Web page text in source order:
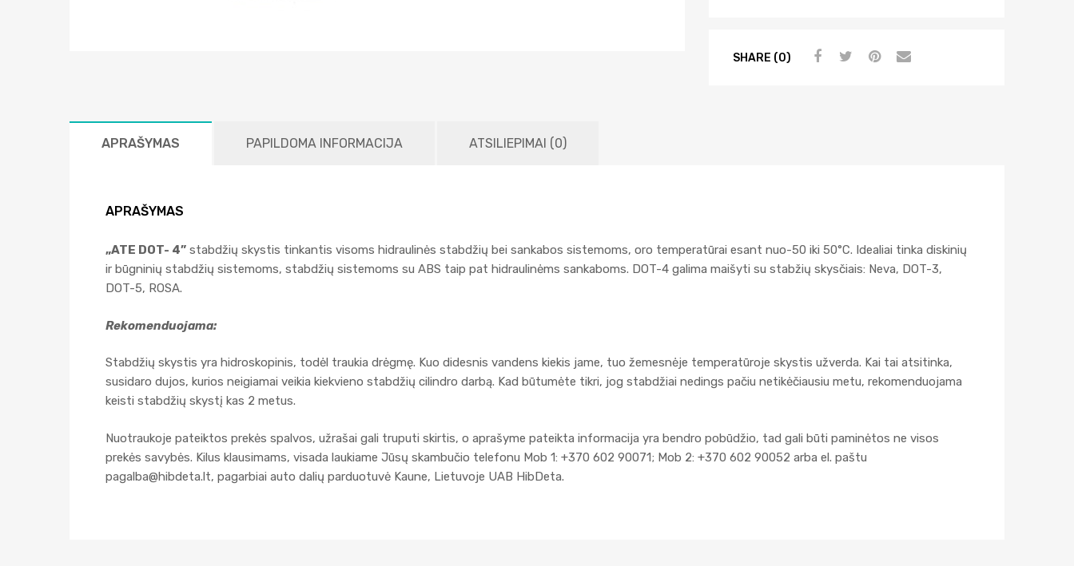
SHARE (0)
APRAŠYMAS PAPILDOMA INFORMACIJA ATSILIEPIMAI (0)
APRAŠYMAS
„ATE DOT- 4” stabdžių skystis tinkantis visoms hidraulinės stabdžių bei sankabos sistemoms, oro temperatūrai esant nuo-50 iki 50°C. Idealiai tinka diskinių
ir būgninių stabdžių sistemoms, stabdžių sistemoms su ABS taip pat hidraulinėms sankaboms. DOT-4 galima maišyti su stabžių skysčiais: Neva, DОT-3,
DOT-5, ROSA.
Rekomenduojama:
Stabdžių skystis yra hidroskopinis, todėl traukia drėgmę. Kuo didesnis vandens kiekis jame, tuo žemesnėje temperatūroje skystis užverda. Kai tai atsitinka,
susidaro dujos, kurios neigiamai veikia kiekvieno stabdžių cilindro darbą. Kad būtumėte tikri, jog stabdžiai nedings pačiu netikėčiausiu metu, rekomenduojama
keisti stabdžių skystį kas 2 metus.
Nuotraukoje pateiktos prekės spalvos, užrašai gali truputi skirtis, o aprašyme pateikta informacija yra bendro pobūdžio, tad gali būti paminėtos ne visos
prekės savybės. Kilus klausimams, visada laukiame Jūsų skambučio telefonu Mob 1: +370 602 90071; Mob 2: +370 602 90052 arba el. paštu
pagalba@hibdeta.lt, pagarbiai auto dalių parduotuvė Kaune, Lietuvoje UAB HibDeta.